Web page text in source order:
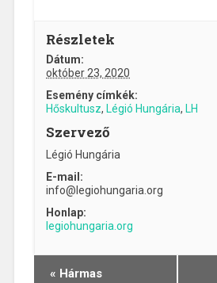
Részletek
Dátum:
október 23, 2020
Esemény címkék:
Hőskultusz, Légió Hungária, LH
Szervező
Légió Hungária
E-mail:
info@legiohungaria.org
Honlap:
legiohungaria.org
« Hármas